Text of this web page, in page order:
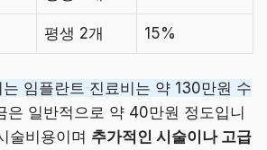
평생 2개 15%
임플란트 진료비는 약 130만원 수
은 일반적으로 약 40만원 정도입니
술비용이며 추가적인 시술이나 고급